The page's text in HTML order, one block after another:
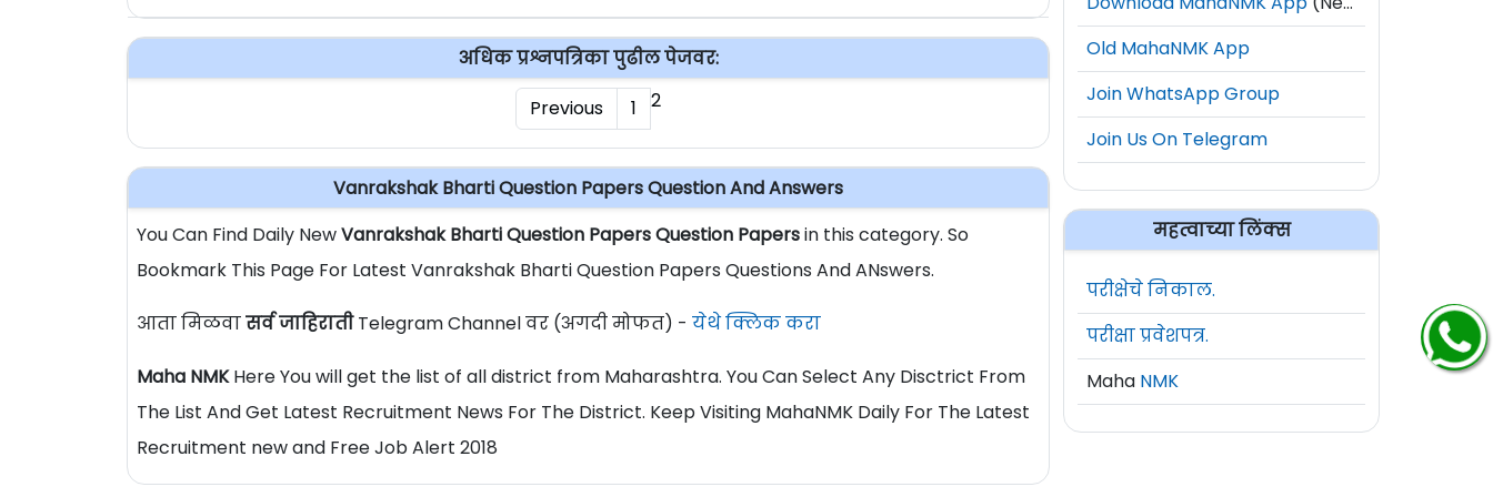
अधिक प्रश्नपत्रिका पुढील पेजवर:
Previous
1 2
Vanrakshak Bharti Question Papers Question And Answers
You Can Find Daily NewVanrakshak Bharti Question Papers Question Papersin this category. So
Bookmark This Page For Latest Vanrakshak Bharti Question Papers Questions And ANswers.
आता मिळवासर्व जाहिरातीTelegram Channel वर (अगदी मोफत) - येथे क्लिक करा
Maha NMKHere You will get the list of all district from Maharashtra. You Can Select Any Disctrict From
The List And Get Latest Recruitment News For The District. Keep Visiting MahaNMK Daily For The Latest
Recruitment new and Free Job Alert 2018
Old MahaNMK App
Join WhatsApp Group
Join Us On Telegram
महत्वाच्या लिंक्स
परीक्षेचे निकाल.
परीक्षा प्रवेशपत्र.
Maha NMK